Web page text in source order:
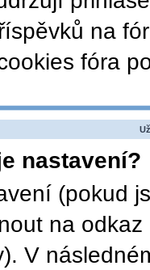
na
fóra
nastavení?
(pokud
na odkaz
V